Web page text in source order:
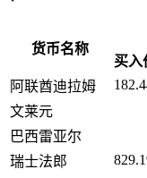
货币名称
买入
阿联酋迪拉姆
文莱元
巴西雷亚尔
瑞士法郎